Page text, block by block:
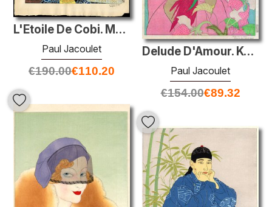
L'Etoile De Cobi. Mongole
Paul Jacoulet
€190.00€110.20
Delude D'Amour. Kusaie, Est Carolines
Paul Jacoulet
€154.00€89.32